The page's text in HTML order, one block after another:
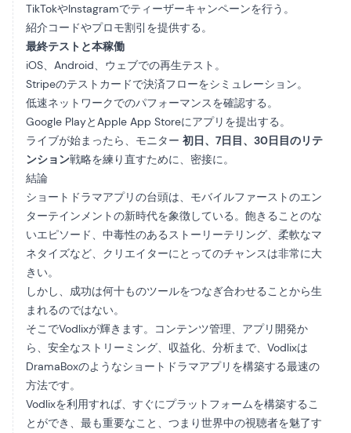
TikTokやInstagramでティーザーキャンペーンを行う。
紹介コードやプロモ割引を提供する。
最終テストと本稼働
iOS、Android、ウェブでの再生テスト。
Stripeのテストカードで決済フローをシミュレーション。
低速ネットワークでのパフォーマンスを確認する。
Google PlayとApple App Storeにアプリを提出する。
ライブが始まったら、モニター 初日、7日目、30日目のリテ
ンション戦略を練り直すために、密接に。
結論
ショートドラマアプリの台頭は、モバイルファーストのエン
ターテインメントの新時代を象徴している。飽きることのな
いエピソード、中毒性のあるストーリーテリング、柔軟なマ
ネタイズなど、クリエイターにとってのチャンスは非常に大
きい。
しかし、成功は何十ものツールをつなぎ合わせることから生
まれるのではない。
そこでVodlixが輝きます。コンテンツ管理、アプリ開発か
ら、安全なストリーミング、収益化、分析まで、Vodlixは
DramaBoxのようなショートドラマアプリを構築する最速の
方法です。
Vodlixを利用すれば、すぐにプラットフォームを構築するこ
とができ、最も重要なこと、つまり世界中の視聴者を魅了す